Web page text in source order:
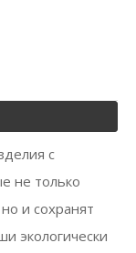
с
не только
и сохранят
экологически